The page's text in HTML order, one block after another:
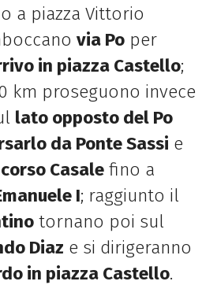
a piazza Vittorio
via Poper
in piazza Castello;
km proseguono invece
lato opposto del Po
da Ponte Sassi e
corso Casalefino a
I; raggiunto il
tornano poi sul
Diaz e si dirigeranno
in piazza Castello.